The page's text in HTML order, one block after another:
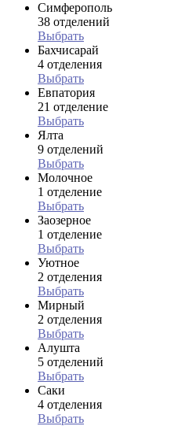
Симферополь
38 отделений
Выбрать
Бахчисарай
4 отделения
Выбрать
Евпатория
21 отделение
Выбрать
Ялта
9 отделений
Выбрать
Молочное
1 отделение
Выбрать
Заозерное
1 отделение
Выбрать
Уютное
2 отделения
Выбрать
Мирный
2 отделения
Выбрать
Алушта
5 отделений
Выбрать
Саки
4 отделения
Выбрать